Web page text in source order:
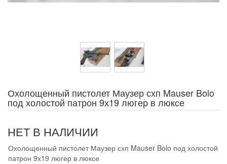
Охолощенный пистолет Маузер схп Mauser Bolo
под холостой патрон 9х19 люгер в люксе
НЕТ В НАЛИЧИИ
Охолощенный пистолет Маузер схп Mauser Bolo под холостой
патрон 9х19 люгер в люксе